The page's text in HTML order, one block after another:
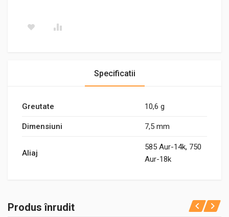
Specificatii
Greutate 10,6 g
Dimensiuni 7,5 mm
Aliaj
585 Aur-14k, 750
Aur-18k
Produs înrudit